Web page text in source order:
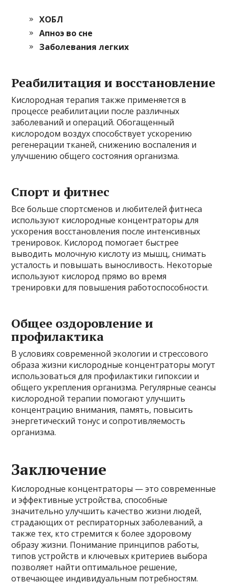
ХОБЛ
Апноэ во сне
Заболевания легких
Реабилитация и восстановление
Кислородная терапия также применяется в
процессе реабилитации после различных
заболеваний и операций. Обогащенный
кислородом воздух способствует ускорению
регенерации тканей, снижению воспаления и
улучшению общего состояния организма.
Спорт и фитнес
Все больше спортсменов и любителей фитнеса
используют кислородные концентраторы для
ускорения восстановления после интенсивных
тренировок. Кислород помогает быстрее
выводить молочную кислоту из мышц, снимать
усталость и повышать выносливость. Некоторые
используют кислород прямо во время
тренировки для повышения работоспособности.
Общее оздоровление и
профилактика
В условиях современной экологии и стрессового
образа жизни кислородные концентраторы могут
использоваться для профилактики гипоксии и
общего укрепления организма. Регулярные сеансы
кислородной терапии помогают улучшить
концентрацию внимания, память, повысить
энергетический тонус и сопротивляемость
организма.
Заключение
Кислородные концентраторы — это современные
и эффективные устройства, способные
значительно улучшить качество жизни людей,
страдающих от респираторных заболеваний, а
также тех, кто стремится к более здоровому
образу жизни. Понимание принципов работы,
типов устройств и ключевых критериев выбора
позволяет найти оптимальное решение,
отвечающее индивидуальным потребностям.